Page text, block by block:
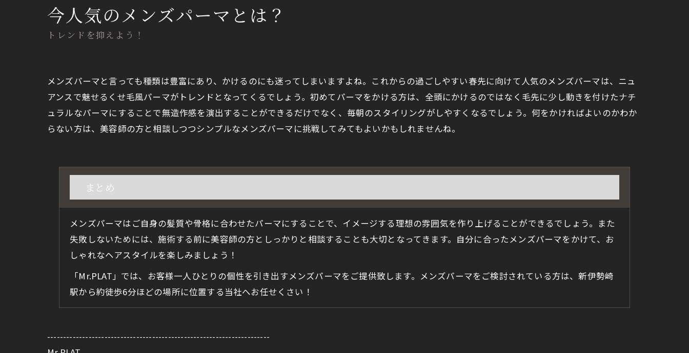
今人気のメンズパーマとは？
トレンドを抑えよう！
メンズパーマと言っても種類は豊富にあり、かけるのにも迷ってしまいますよね。これからの過ごしやすい春先に向けて人気のメンズパーマは、ニュ
アンスで魅せるくせ毛風パーマがトレンドとなってくるでしょう。初めてパーマをかける方は、全頭にかけるのではなく毛先に少し動きを付けたナチ
ュラルなパーマにすることで無造作感を演出することができるだけでなく、毎朝のスタイリングがしやすくなるでしょう。何をかければよいのかわか
らない方は、美容師の方と相談しつつシンプルなメンズパーマに挑戦してみてもよいかもしれませんね。
まとめ
メンズパーマはご自身の髪質や骨格に合わせたパーマにすることで、イメージする理想の雰囲気を作り上げることができるでしょう。また
失敗しないためには、施術する前に美容師の方としっかりと相談することも大切となってきます。自分に合ったメンズパーマをかけて、お
しゃれなヘアスタイルを楽しみましょう！
「Mr.PLAT」では、お客様一人ひとりの個性を引き出すメンズパーマをご提供致します。メンズパーマをご検討されている方は、新伊勢崎
駅から約徒歩6分ほどの場所に位置する当社へお任せくさい！
----------------------------------------------------------------------